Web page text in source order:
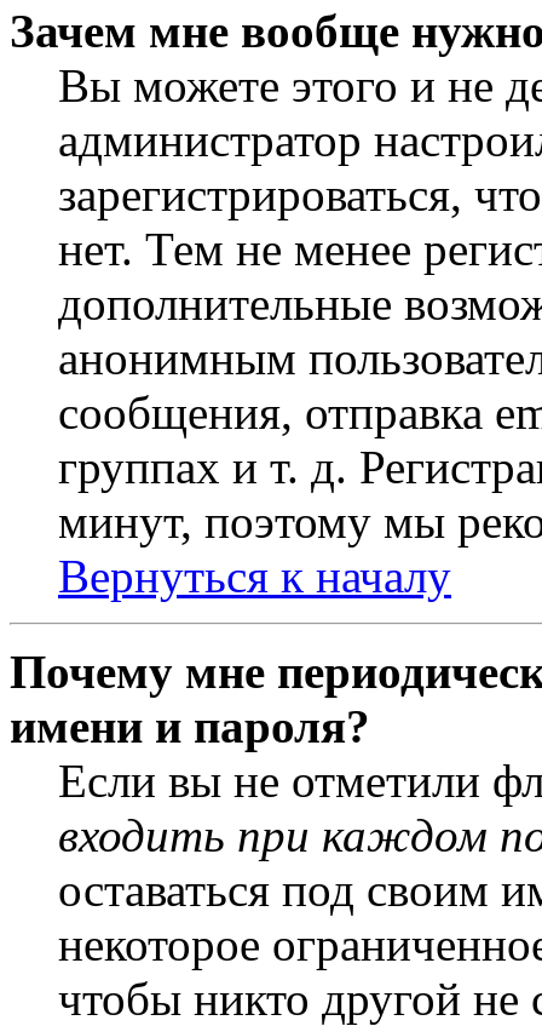
Зачем мне вообще
Вы можете этого и не
администратор
зарегистрироваться,
нет. Тем не менее
дополнительные
анонимным
сообщения, отправка
группах и т. д.
минут, поэтому мы
Вернуться к началу
Почему мне
имени и пароля?
Если вы не отметили
входить при каждом
оставаться под своим
некоторое
чтобы никто другой не